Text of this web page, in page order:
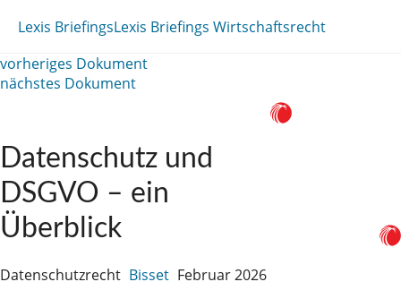
Lexis BriefingsLexis Briefings Wirtschaftsrecht
vorheriges Dokument
nächstes Dokument
Datenschutz und
DSGVO – ein
Überblick
Datenschutzrecht Bisset Februar 2026